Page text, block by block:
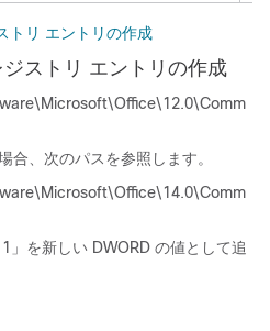
トリ エントリの作成
ストリ エントリの作成
、次のパスを参照します。
」を新しい DWORD の値として追